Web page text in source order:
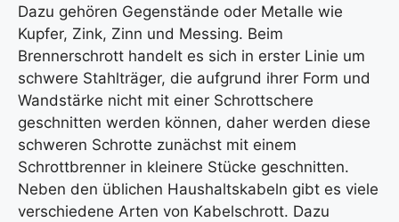
Dazu gehören Gegenstände oder Metalle wie
Kupfer, Zink, Zinn und Messing. Beim
Brennerschrott handelt es sich in erster Linie um
schwere Stahlträger, die aufgrund ihrer Form und
Wandstärke nicht mit einer Schrottschere
geschnitten werden können, daher werden diese
schweren Schrotte zunächst mit einem
Schrottbrenner in kleinere Stücke geschnitten.
Neben den üblichen Haushaltskabeln gibt es viele
verschiedene Arten von Kabelschrott. Dazu